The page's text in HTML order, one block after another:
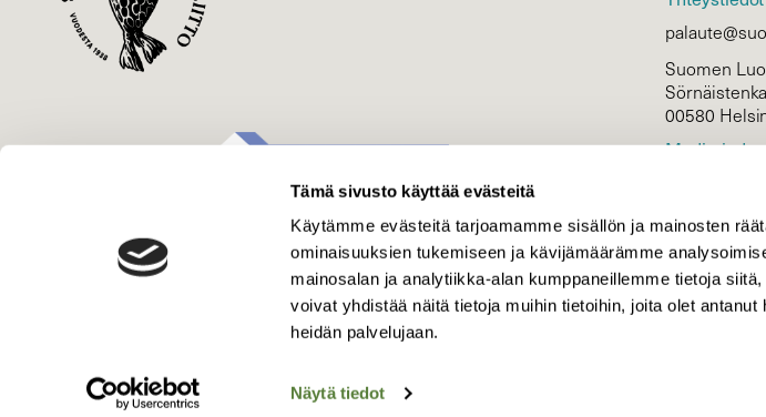
Tämä sivusto käyttää evästeitä
Käytämme evästeitä tarjoamamme sisällön ja mainosten
ominaisuuksien tukemiseen ja kävijämäärämme
mainosalan ja analytiikka-alan kumppaneillemme tietoja
voivat yhdistää näitä tietoja muihin tietoihin, joita olet
heidän palvelujaan.
Näytä tiedot
Suomen
00580
Mediatiedot
KIRJAUDU